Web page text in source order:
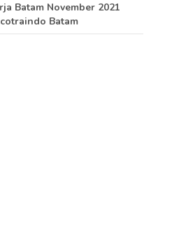
Batam November 2021
Batam